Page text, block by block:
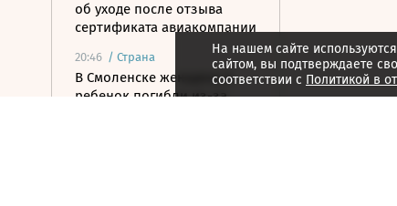
об уходе после отзыва
сертификата авиакомпании
20:46 / Страна
В Смоленске женщина и
ребенок погибли из-за
На нашем сайте
сайтом, вы подтверждаете
соответствии с Политикой в